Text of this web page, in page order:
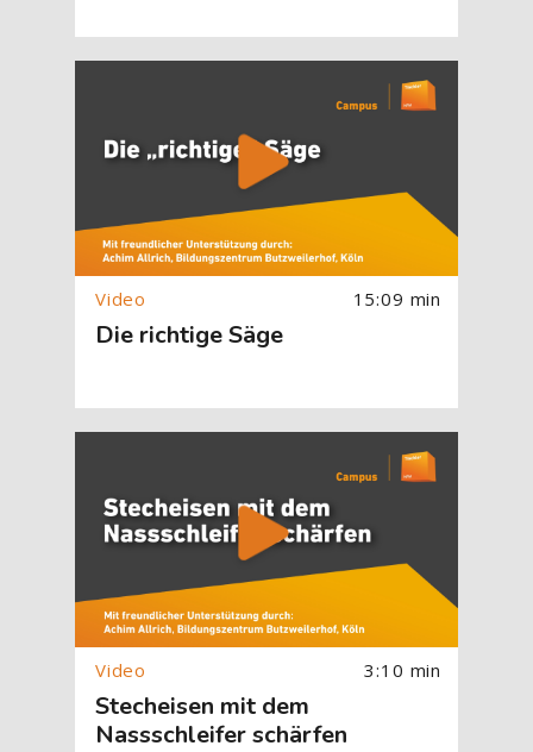
[Cocoon] About (Text with Image) überspringen
15:09 min
Die richtige Säge
[Cocoon] About (Text with Image) überspringen
3:10 min
Stecheisen mit dem
Nassschleifer schärfen